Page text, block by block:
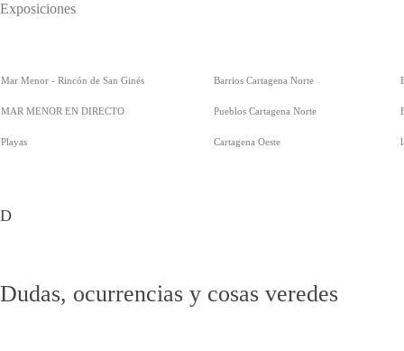
Exposiciones
Mar Menor - Rincón de San Ginés
MAR MENOR EN DIRECTO
Playas
Barrios Cartagena Norte
Pueblos Cartagena Norte
Cartagena Oeste
D
Dudas, ocurrencias y cosas veredes